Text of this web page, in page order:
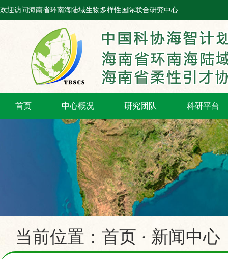
欢迎访问海南省环南海陆域生物多样性国际联合研究中心
首页 中心概况 研究团队 科研平台
当前位置： 首页 · 新闻中心